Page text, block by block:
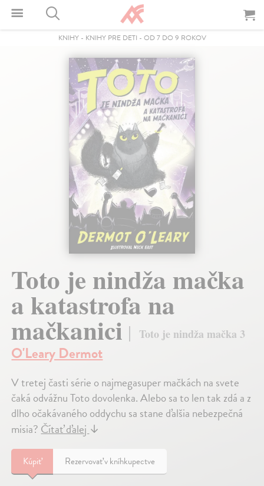
KNIHY- KNIHY PRE DETI - OD 7 DO 9 ROKOV
Toto je nindža mačka
a katastrofa na
mačkanici Toto je nindža mačka 3
O'Leary Dermot
V tretej časti série o najmegasuper mačkách na svete
čaká odvážnu Toto dovolenka. Alebo sa to len tak zdá a z
dlho očakávaného oddychu sa stane ďalšia nebezpečná
misia? Čítať ďalej ↓
Kúpiť Rezervovať v kníhkupectve